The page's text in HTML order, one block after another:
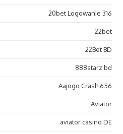
20bet Logowanie 316
22bet
22Bet BD
888starz bd
Aajogo Crash 656
Aviator
aviator casino DE